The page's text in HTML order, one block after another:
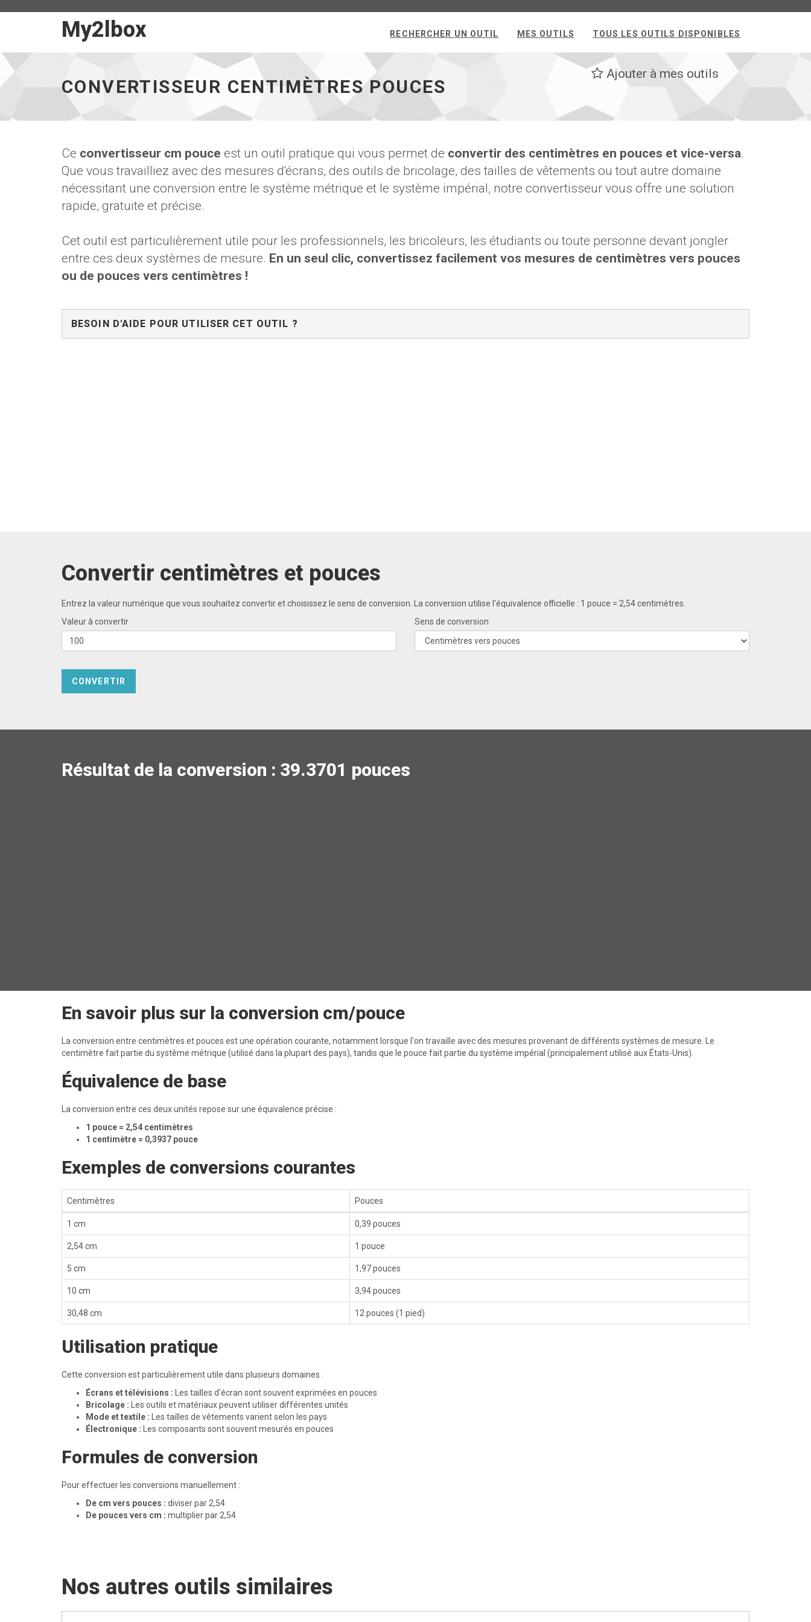
My2lboxMy2lbox
-
RECHERCHER UN OUTIL MES OUTILS TOUS LES OUTILS DISPONIBLES
CONVERTISSEUR CENTIMÈTRES POUCES
Ajouter à mes outils
Ce convertisseur cm pouce est un outil pratique qui vous permet de convertir des centimètres en pouces et vice-versa.
Que vous travailliez avec des mesures d'écrans, des outils de bricolage, des tailles de vêtements ou tout autre domaine
nécessitant une conversion entre le système métrique et le système impérial, notre convertisseur vous offre une solution
rapide, gratuite et précise.
Cet outil est particulièrement utile pour les professionnels, les bricoleurs, les étudiants ou toute personne devant jongler
entre ces deux systèmes de mesure. En un seul clic, convertissez facilement vos mesures de centimètres vers pouces
ou de pouces vers centimètres !
BESOIN D'AIDE POUR UTILISER CET OUTIL ?
Convertir centimètres et pouces
Entrez la valeur numérique que vous souhaitez convertir et choisissez le sens de conversion. La conversion utilise l'équivalence officielle : 1 pouce = 2,54 centimètres.
Valeur à convertir
Sens de conversion
CONVERTIR
Résultat de la conversion : 39.3701 pouces
En savoir plus sur la conversion cm/pouce
La conversion entre centimètres et pouces est une opération courante, notamment lorsque l'on travaille avec des mesures provenant de différents systèmes de mesure. Le
centimètre fait partie du système métrique (utilisé dans la plupart des pays), tandis que le pouce fait partie du système impérial (principalement utilisé aux États-Unis).
Équivalence de base
La conversion entre ces deux unités repose sur une équivalence précise :
1 pouce = 2,54 centimètres
1 centimètre = 0,3937 pouce
Exemples de conversions courantes
Centimètres Pouces
1 cm 0,39 pouces
2,54 cm 1 pouce
5 cm 1,97 pouces
10 cm 3,94 pouces
30,48 cm 12 pouces (1 pied)
Utilisation pratique
Cette conversion est particulièrement utile dans plusieurs domaines :
Écrans et télévisions : Les tailles d'écran sont souvent exprimées en pouces
Bricolage : Les outils et matériaux peuvent utiliser différentes unités
Mode et textile : Les tailles de vêtements varient selon les pays
Électronique : Les composants sont souvent mesurés en pouces
Formules de conversion
Pour effectuer les conversions manuellement :
De cm vers pouces : diviser par 2,54
De pouces vers cm : multiplier par 2,54
Nos autres outils similaires